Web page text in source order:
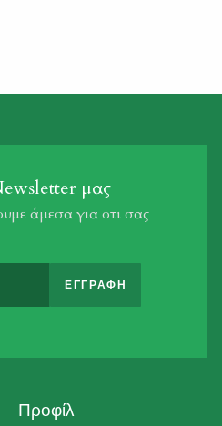
μας
άμεσα για οτι σας
Προφίλ